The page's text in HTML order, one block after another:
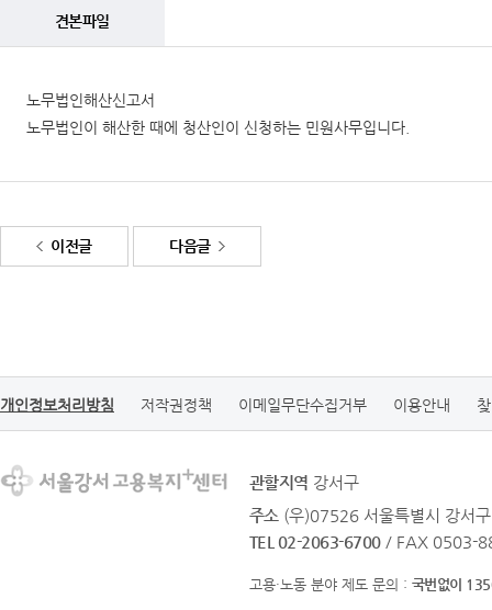
견본파일
노무법인해산신고서
노무법인이 해산한 때에 청산인이 신청하는 민원사무입니다.
이전글 다음글
개인정보처리방침 저작권정책 이메일무단수집거부 이용안내
관할지역 강서구
주소 (우)07526 서울특별시 강서
TEL 02-2063-6700 / FAX 0503-
고용·노동 분야 제도 문의 : 국번없이